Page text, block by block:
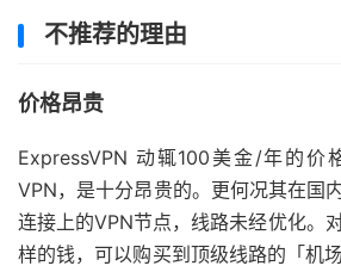
不推荐的理由
价格昂贵
ExpressVPN 动辄100美金/年的价
VPN，是十分昂贵的。更何况其在国
连接上的VPN节点，线路未经优化。
样的钱，可以购买到顶级线路的「机